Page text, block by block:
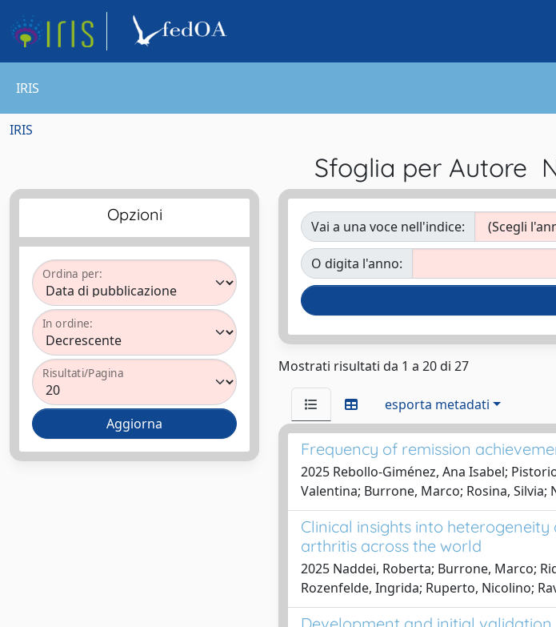
IRIS
IRIS
Sfoglia per Autore
Opzioni
Ordina per:
In ordine:
Risultati/Pagina
Vai a una voce nell'indice:
O digita l'anno:
Mostrati risultati da 1 a 20 di 27
esporta metadati
Frequency of remission
2025 Rebollo-Giménez, Ana Isabel;
Valentina; Burrone, Marco; Rosina, Silvia;
Clinical insights into
arthritis across the world
2025 Naddei, Roberta; Burrone, Marco;
Rozenfelde, Ingrida; Ruperto, Nicolino;